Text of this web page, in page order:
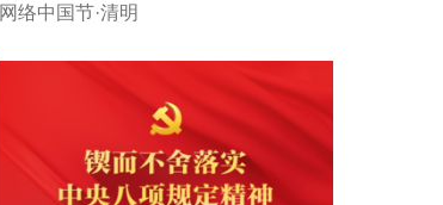
网络中国节·清明